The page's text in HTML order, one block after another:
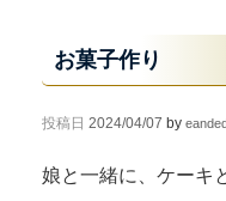
お菓子作り
投稿日 2024/04/07 by
娘と一緒に、ケーキ